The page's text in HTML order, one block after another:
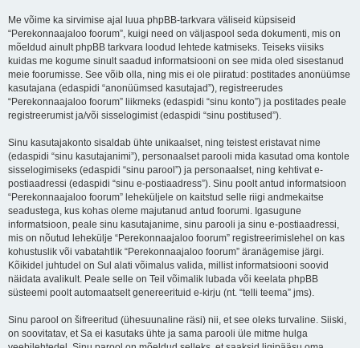
Me võime ka sirvimise ajal luua phpBB-tarkvara väliseid küpsiseid
“Perekonnaajaloo foorum”, kuigi need on väljaspool seda dokumenti, mis on
mõeldud ainult phpBB tarkvara loodud lehtede katmiseks. Teiseks viisiks
kuidas me kogume sinult saadud informatsiooni on see mida oled sisestanud
meie foorumisse. See võib olla, ning mis ei ole piiratud: postitades anonüümse
kasutajana (edaspidi “anonüümsed kasutajad”), registreerudes
“Perekonnaajaloo foorum” liikmeks (edaspidi “sinu konto”) ja postitades peale
registreerumist ja/või sisselogimist (edaspidi “sinu postitused”).
Sinu kasutajakonto sisaldab ühte unikaalset, ning teistest eristavat nime
(edaspidi “sinu kasutajanimi”), personaalset parooli mida kasutad oma kontole
sisselogimiseks (edaspidi “sinu parool”) ja personaalset, ning kehtivat e-
postiaadressi (edaspidi “sinu e-postiaadress”). Sinu poolt antud informatsioon
“Perekonnaajaloo foorum” leheküljele on kaitstud selle riigi andmekaitse
seadustega, kus kohas oleme majutanud antud foorumi. Igasugune
informatsioon, peale sinu kasutajanime, sinu parooli ja sinu e-postiaadressi,
mis on nõutud lehekülje “Perekonnaajaloo foorum” registreerimislehel on kas
kohustuslik või vabatahtlik “Perekonnaajaloo foorum” äranägemise järgi.
Kõikidel juhtudel on Sul alati võimalus valida, millist informatsiooni soovid
näidata avalikult. Peale selle on Teil võimalik lubada või keelata phpBB
süsteemi poolt automaatselt genereerituid e-kirju (nt. “telli teema” jms).
Sinu parool on šifreeritud (ühesuunaline räsi) nii, et see oleks turvaline. Siiski,
on soovitatav, et Sa ei kasutaks ühte ja sama parooli üle mitme hulga